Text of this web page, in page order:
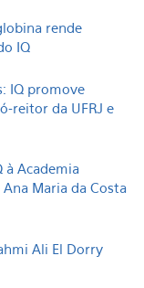
rende
IQ
IQ promove
reitor da UFRJ e
à Academia
Maria da Costa
Ali El Dorry